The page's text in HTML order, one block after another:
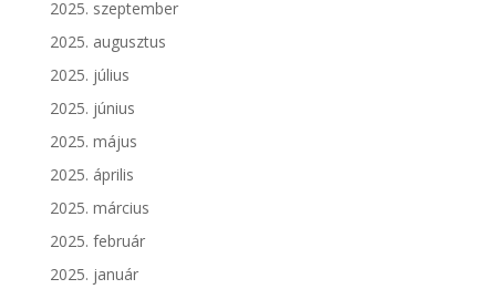
2025. szeptember
2025. augusztus
2025. július
2025. június
2025. május
2025. április
2025. március
2025. február
2025. január